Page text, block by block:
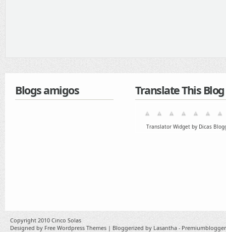
Blogs amigos Translate This Blog
Translator Widget by Dicas
Copyright 2010 Cinco Solas
Designed by Free Wordpress Themes | Bloggerized by Lasantha -